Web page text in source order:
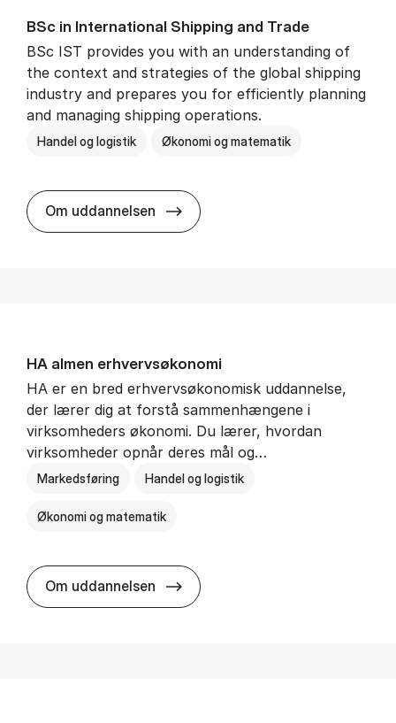
BSc in In­ter­na­tion­al Ship­ping and Trade
BSc IST provides you with an understanding of
the context and strategies of the global shipping
industry and prepares you for efficiently planning
and managing shipping operations.
Handel og logistik Økonomi og matematik
Om uddannelsen BSc in In­ter­na­tion­al Ship­ping
HA al­men erhvervs­økonomi
HA er en bred erhvervsøkonomisk uddannelse,
der lærer dig at forstå sammenhængene i
virksomheders økonomi. Du lærer, hvordan
virksomheder opnår deres mål og…
Markedsføring Handel og logistik
Økonomi og matematik
Om uddannelsen HA al­men erhvervs­økonomi